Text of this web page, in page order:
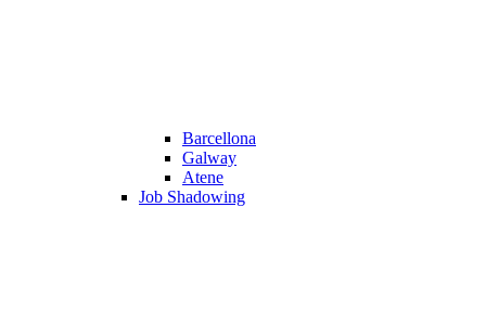
Barcellona
Galway
Atene
Job Shadowing